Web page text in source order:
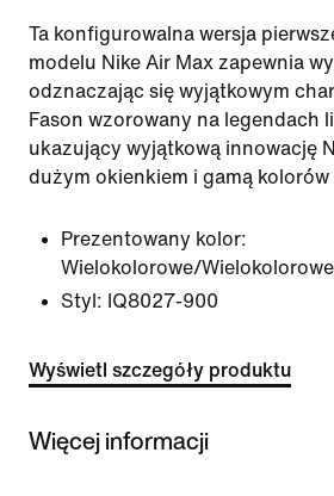
Ta konfigurowalna wersja
modelu Nike Air Max zapewnia
odznaczając się wyjątkowym
Fason wzorowany na legendach
ukazujący wyjątkową innowację
dużym okienkiem i gamą
Prezentowany kolor:
Wielokolorowe/Wielokolorowe
Styl: IQ8027-900
Wyświetl szczegóły produktu
Więcej informacji